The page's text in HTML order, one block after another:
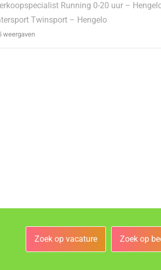
Running 0-20 uur –
Twinsport – Hengelo
weergaven
Zoek op vacature Zoek op